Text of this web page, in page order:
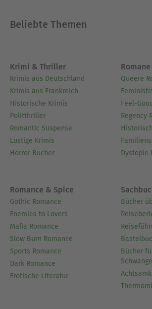
Beliebte Themen
Krimi & Thriller
Krimis aus Deutschland
Krimis aus Frankreich
Historische Krimis
Politthriller
Romantic Suspense
Lustige Krimis
Horror Bücher
Queere
Feel-
Regency
Dystopie
Romance & Spice
Gothic Romance
Enemies to Lovers
Mafia Romance
Slow Burn Romance
Sports Romance
Dark Romance
Erotische Literatur
Bücher
Bücher